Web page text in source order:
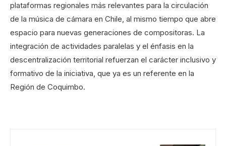
plataformas regionales más relevantes para la circulación
de la música de cámara en Chile, al mismo tiempo que abre
espacio para nuevas generaciones de compositoras. La
integración de actividades paralelas y el énfasis en la
descentralización territorial refuerzan el carácter inclusivo y
formativo de la iniciativa, que ya es un referente en la
Región de Coquimbo.